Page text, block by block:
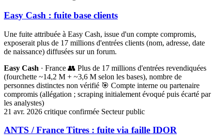
Easy Cash : fuite base clients
Une fuite attribuée à Easy Cash, issue d'un compte compromis,
exposerait plus de 17 millions d'entrées clients (nom, adresse, date
de naissance) diffusées sur un forum.
Easy Cash · France 👥 Plus de 17 millions d'entrées revendiquées
(fourchette ~14,2 M + ~3,6 M selon les bases), nombre de
personnes distinctes non vérifié 🎯 Compte interne ou partenaire
compromis (allégation ; scraping initialement évoqué puis écarté par
les analystes)
21 avr. 2026 critique confirmée Secteur public
ANTS / France Titres : fuite via faille IDOR